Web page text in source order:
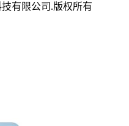
有限公司.版权所有